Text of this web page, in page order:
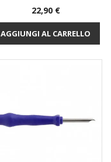
Prezzo
22,90 €
AGGIUNGI AL CARRELLO